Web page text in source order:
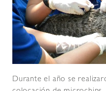
Durante el año se